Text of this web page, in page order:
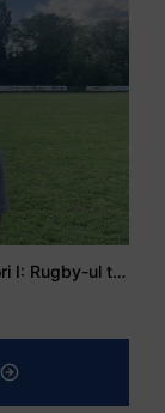
Mohamed Salhi, vicecampion național juniori I: Rugby-ul te învață să accepți și înfrângerile